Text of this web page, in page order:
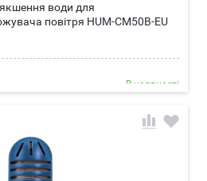
води для
повітря HUM-CM50B-EU
В наявності